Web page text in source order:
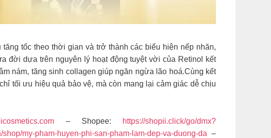
tốc theo thời gian và trở thành các biểu hiện nếp nhăn,
ra đời dựa trên nguyên lý hoạt động tuyệt vời của Retinol kết
nám, tăng sinh collagen giúp ngăn ngừa lão hoá.Cùng kết
ưu hiệu quả bảo vệ, mà còn mang lại cảm giác dễ chịu
– Shopee:
https://shopii.click/go/dmx?
shop/my-pham-huyen-phi-san-pham-lam-dep-va-duong-da –